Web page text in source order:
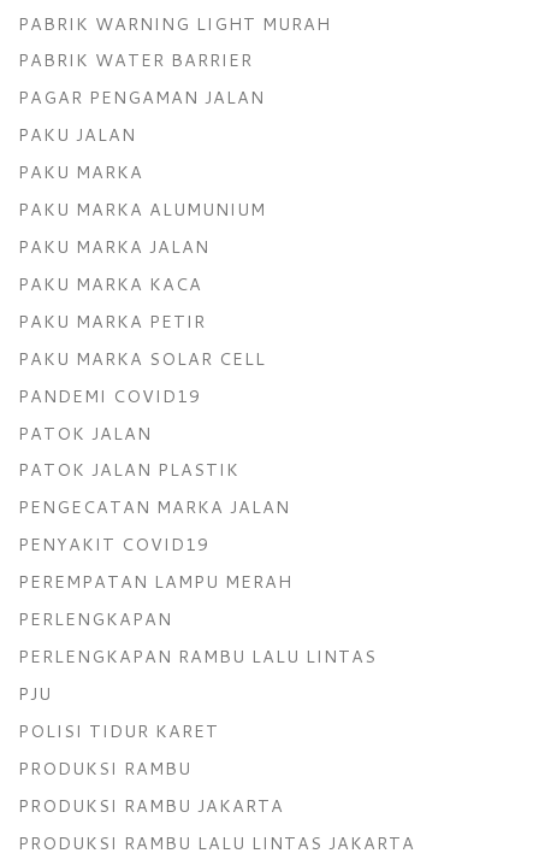
PABRIK WARNING LIGHT MURAH
PABRIK WATER BARRIER
PAGAR PENGAMAN JALAN
PAKU JALAN
PAKU MARKA
PAKU MARKA ALUMUNIUM
PAKU MARKA JALAN
PAKU MARKA KACA
PAKU MARKA PETIR
PAKU MARKA SOLAR CELL
PANDEMI COVID19
PATOK JALAN
PATOK JALAN PLASTIK
PENGECATAN MARKA JALAN
PENYAKIT COVID19
PEREMPATAN LAMPU MERAH
PERLENGKAPAN
PERLENGKAPAN RAMBU LALU LINTAS
PJU
POLISI TIDUR KARET
PRODUKSI RAMBU
PRODUKSI RAMBU JAKARTA
PRODUKSI RAMBU LALU LINTAS JAKARTA